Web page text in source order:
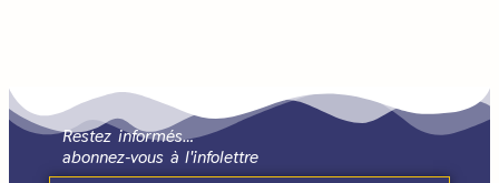
Restez informés…
abonnez-vous à l'infolettre